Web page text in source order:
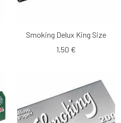
Smoking Delux King Size
1,50 €